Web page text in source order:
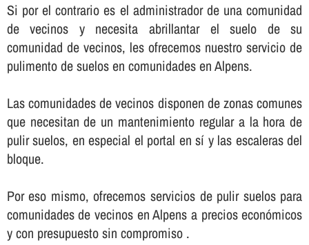
Si por el contrario es el administrador de una comunidad
de vecinos y necesita abrillantar el suelo de su
comunidad de vecinos, les ofrecemos nuestro servicio de
pulimento de suelos en comunidades en Alpens.
Las comunidades de vecinos disponen de zonas comunes
que necesitan de un mantenimiento regular a la hora de
pulir suelos, en especial el portal en sí­ y las escaleras del
bloque.
Por eso mismo, ofrecemos servicios de pulir suelos para
comunidades de vecinos en Alpens a precios económicos
y con presupuesto sin compromiso .